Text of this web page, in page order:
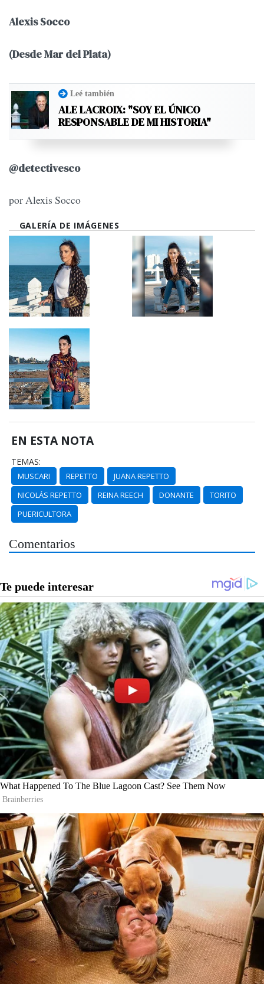
Alexis Socco
(Desde Mar del Plata)
Leé también
ALE LACROIX: "SOY EL ÚNICO
RESPONSABLE DE MI HISTORIA"
@detectivesco
por Alexis Socco
GALERÍA DE IMÁGENES
EN ESTA NOTA
TEMAS:
MUSCARI REPETTO
JUANA REPETTO
NICOLÁS REPETTO
REINA REECH DONANTE
TORITO
PUERICULTORA
Comentarios